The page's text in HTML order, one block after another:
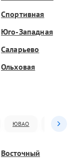
Спортивная
Юго-Западная
Саларьево
Ольховая
ЮВАО ЮАО
Восточный